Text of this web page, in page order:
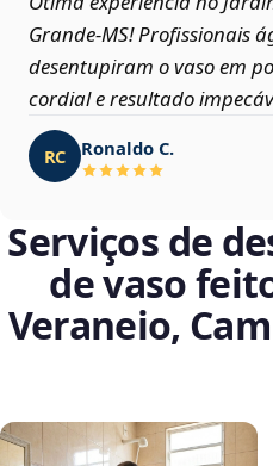
Grande‑MS! Profissionais
desentupiram o vaso em
cordial e resultado
RC Ronaldo C.
Serviços de
de vaso
Veraneio,